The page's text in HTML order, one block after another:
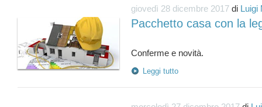
giovedì 28 dicembre 2017 di Luigi
Pacchetto casa con la
Leggi tutto